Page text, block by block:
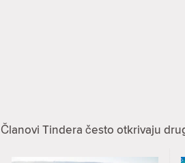
Članovi Tindera često otkrivaju